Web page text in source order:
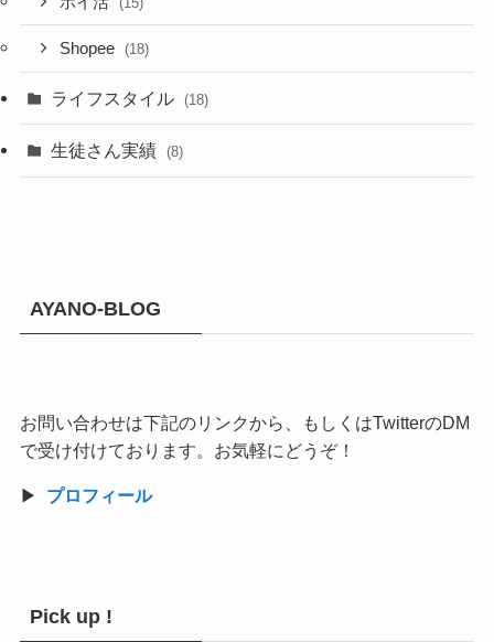
Shopee (18)
ライフスタイル (18)
生徒さん実績 (8)
AYANO-BLOG
お問い合わせは下記のリンクから、もしくはTwitterのDM
で受け付けております。お気軽にどうぞ！
▶︎ プロフィール
Pick up !